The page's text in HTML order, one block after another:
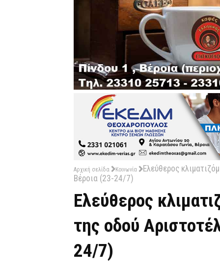
Αρχική σελίδα Κοινωνία
Ελεύθερος
Βέροια (23-24/7)
Ελεύθερος
της οδού
24/7)